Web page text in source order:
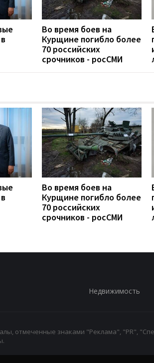
Во время боев на
Курщине погибло более
70 российских
срочников - росСМИ
Во время боев на
Курщине погибло более
70 российских
срочников - росСМИ
Недвижимость
отмеченные знаками "Реклама", "PR",